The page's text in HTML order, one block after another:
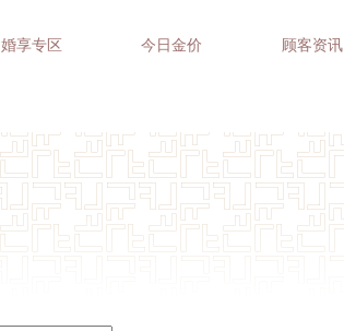
婚享专区 今日金价 顾客资讯